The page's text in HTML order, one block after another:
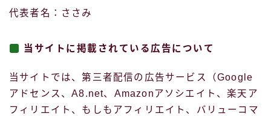
お問い合わせ
代表者名：ささみ
当サイトに掲載されている広告について
当サイトでは、第三者配信の広告サービス（Google
アドセンス、A8.net、Amazonアソシエイト、楽天ア
フィリエイト、もしもアフィリエイト、バリューコマ